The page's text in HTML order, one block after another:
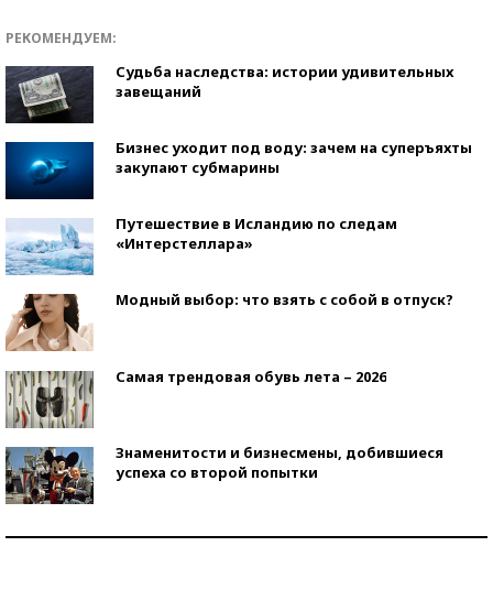
РЕКОМЕНДУЕМ:
Судьба наследства: истории удивительных
завещаний
Бизнес уходит под воду: зачем на суперъяхты
закупают субмарины
Путешествие в Исландию по следам
«Интерстеллара»
Модный выбор: что взять с собой в отпуск?
Самая трендовая обувь лета – 2026
Знаменитости и бизнесмены, добившиеся
успеха со второй попытки